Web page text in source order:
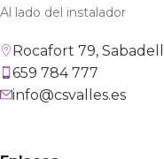
Al lado del instalador
Rocafort 79, Sabadell
659 784 777
info@csvalles.es